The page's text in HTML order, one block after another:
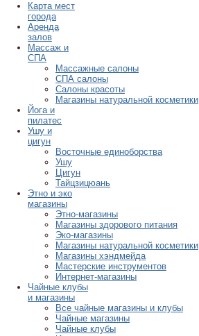
Карта мест
города
Аренда
залов
Массаж и
СПА
Массажные салоны
СПА салоны
Салоны красоты
Магазины натуральной косметики
Йога и
пилатес
Ушу и
цигун
Восточные единоборства
Ушу
Цигун
Тайцзицюань
Этно и эко
магазины
Этно-магазины
Магазины здорового питания
Эко-магазины
Магазины натуральной косметики
Магазины хэндмейда
Мастерские инструментов
Интернет-магазины
Чайные клубы
и магазины
Все чайные магазины и клубы
Чайные магазины
Чайные клубы